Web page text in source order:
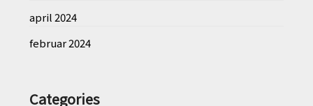
april 2024
februar 2024
Categories